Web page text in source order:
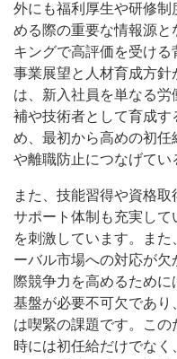
外にも福利厚生や研修
める際の重要な情報源
キングで高評価を受け
事業展望と人材育成方
は、新入社員を単なる
補や技術者として育成す
め、最初から高めの初
や離職防止につなげてい
また、技能習得や資格
サポート体制も充実し
を刺激しています。ま
ーバル市場への対応が
際競争力を高めるため
基盤が必要不可欠であ
は喫緊の課題です。こ
時には初任給だけでな